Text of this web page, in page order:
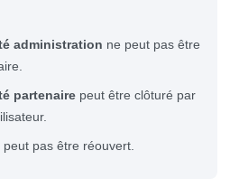
administration ne peut pas être
partenaire peut être clôturé par
pas être réouvert.